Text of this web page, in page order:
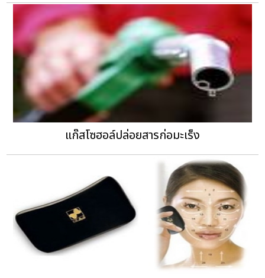
แก๊สโซฮอล์ปล่อยสารก่อมะเร็ง